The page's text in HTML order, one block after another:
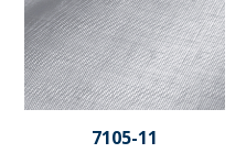
7105-11